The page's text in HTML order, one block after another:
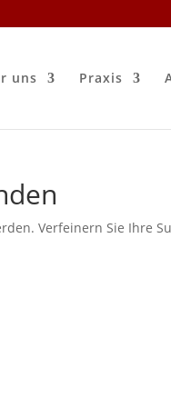
uns Praxis
Verfeinern Sie Ihre